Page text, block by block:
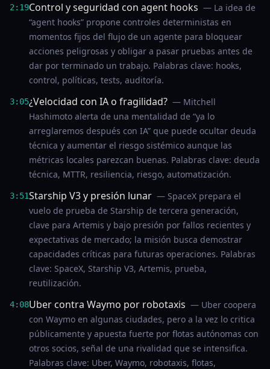
2:19Control y seguridad con agent hooks — La idea de
“agent hooks” propone controles deterministas en
momentos fijos del flujo de un agente para bloquear
acciones peligrosas y obligar a pasar pruebas antes de
dar por terminado un trabajo. Palabras clave: hooks,
control, políticas, tests, auditoría.
3:05¿Velocidad con IA o fragilidad? — Mitchell
Hashimoto alerta de una mentalidad de “ya lo
arreglaremos después con IA” que puede ocultar deuda
técnica y aumentar el riesgo sistémico aunque las
métricas locales parezcan buenas. Palabras clave: deuda
técnica, MTTR, resiliencia, riesgo, automatización.
3:51Starship V3 y presión lunar — SpaceX prepara el
vuelo de prueba de Starship de tercera generación,
clave para Artemis y bajo presión por fallos recientes y
expectativas de mercado; la misión busca demostrar
capacidades críticas para futuras operaciones. Palabras
clave: SpaceX, Starship V3, Artemis, prueba,
reutilización.
4:08Uber contra Waymo por robotaxis — Uber coopera
con Waymo en algunas ciudades, pero a la vez lo critica
públicamente y apuesta fuerte por flotas autónomas con
otros socios, señal de una rivalidad que se intensifica.
Palabras clave: Uber, Waymo, robotaxis, flotas,